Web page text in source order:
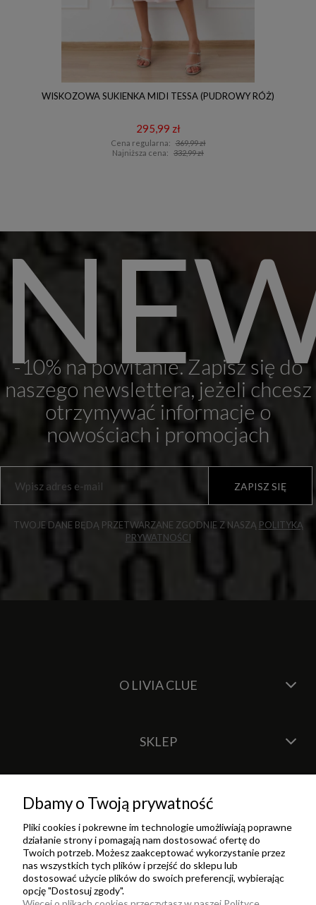
WISKOZOWA SUKIENKA MIDI TESSA (PUDROWY RÓŻ)
295,99 zł
Cena regularna: 369,99 zł
Najniższa cena:
332,99 zł
-10% na powitanie. Zapisz się do
naszego newslettera, jeżeli chcesz
otrzymywać informacje o
nowościach i promocjach
ZAPISZ SIĘ
TWOJE DANE BĘDĄ PRZETWARZANE ZGODNIE Z NASZĄ POLITYKĄ
PRYWATNOŚCI
O LIVIA CLUE
SKLEP
Dbamy o Twoją prywatność
Pliki cookies i pokrewne im technologie umożliwiają poprawne
działanie strony i pomagają nam dostosować ofertę do
Twoich potrzeb. Możesz zaakceptować wykorzystanie przez
nas wszystkich tych plików i przejść do sklepu lub
dostosować użycie plików do swoich preferencji, wybierając
opcję "Dostosuj zgody".